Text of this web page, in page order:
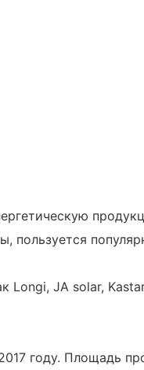
пользуется
Longi, JA solar,
году. Площадь